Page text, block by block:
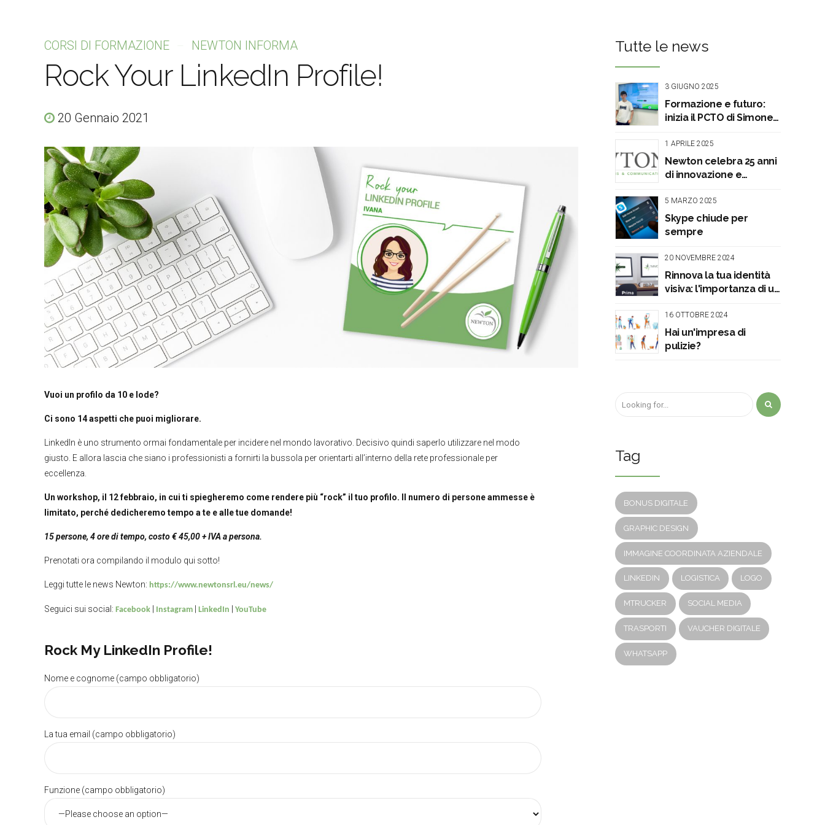
CORSI DI FORMAZIONE NEWTON INFORMA
Rock Your LinkedIn Profile!
20 Gennaio 2021
Vuoi un profilo da 10 e lode?
Ci sono 14 aspetti che puoi migliorare.
LinkedIn è uno strumento ormai fondamentale per incidere nel mondo lavorativo. Decisivo quindi saperlo utilizzare nel modo
giusto. E allora lascia che siano i professionisti a fornirti la bussola per orientarti all’interno della rete professionale per
eccellenza.
Un workshop, il 12 febbraio, in cui ti spiegheremo come rendere più “rock” il tuo profilo. Il numero di persone ammesse è
limitato, perché dedicheremo tempo a te e alle tue domande!
15 persone, 4 ore di tempo, costo € 45,00 + IVA a persona.
Prenotati ora compilando il modulo qui sotto!
Leggi tutte le news Newton: https://www.newtonsrl.eu/news/
Seguici sui social: Facebook | Instagram | LinkedIn | YouTube
Rock My LinkedIn Profile!
Nome e cognome (campo obbligatorio)
La tua email (campo obbligatorio)
Funzione (campo obbligatorio)
Tutte le news
3 GIUGNO 2025
Formazione e futuro:
inizia il PCTO di Simone
1 APRILE 2025
Newton celebra 25 anni
di innovazione e
5 MARZO 2025
Skype chiude per
sempre
20 NOVEMBRE 2024
Rinnova la tua identità
visiva: l'importanza di un
qualità
16 OTTOBRE 2024
Hai un'impresa di
pulizie?
Tag
BONUS DIGITALE
GRAPHIC DESIGN
IMMAGINE COORDINATA AZIENDALE
LINKEDIN LOGISTICA LOGO
MTRUCKER SOCIAL MEDIA
TRASPORTI VAUCHER DIGITALE
WHATSAPP